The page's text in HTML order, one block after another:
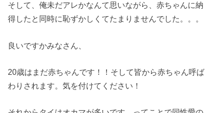
そして、俺未だアレかなんて思いながら、赤ちゃんに納
得したと同時に恥ずかしくてたまりませんでした。。。
良いですかみなさん、
20歳はまだ赤ちゃんです！！そして皆から赤ちゃん呼ば
わりされます。気を付けてください！